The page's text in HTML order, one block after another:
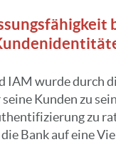
IAM wurde durch
Kunden zu
zu
Bank auf eine